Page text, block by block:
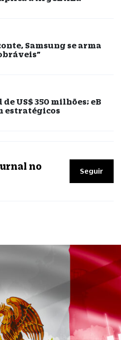
Samsung se arma
US$ 350 milhões; eB
estratégicos
no
Seguir